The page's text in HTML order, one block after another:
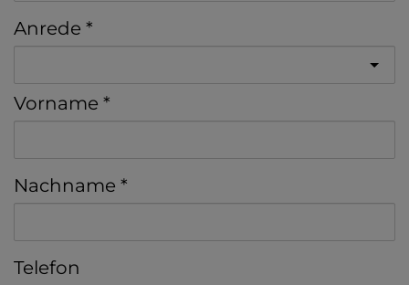
Anrede
Vorname
Nachname
Telefon